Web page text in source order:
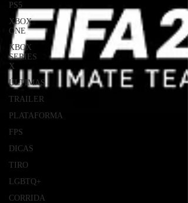
PS5
XBOX
ONE
XBOX
SERIES
X
ÚLTIMAS
TRAILER
PLATAFORMA
FPS
DICAS
TIRO
LGBTQ+
CORRIDA